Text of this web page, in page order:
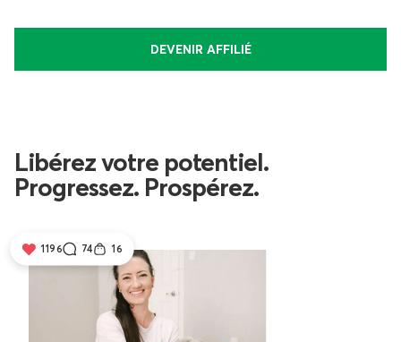
DEVENIR AFFILIÉ
Libérez votre potentiel.
Progressez. Prospérez.
1196 74 16